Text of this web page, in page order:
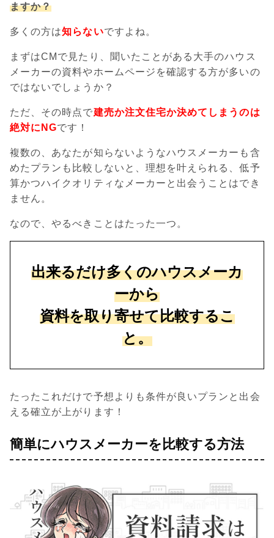
ますか？
多くの方は知らないですよね。
まずはCMで見たり、聞いたことがある大手のハウス
メーカーの資料やホームページを確認する方が多いの
ではないでしょうか？
ただ、その時点で建売か注文住宅か決めてしまうのは
絶対にNGです！
複数の、あなたが知らないようなハウスメーカーも含
めたプランも比較しないと、理想を叶えられる、低予
算かつハイクオリティなメーカーと出会うことはでき
ません。
なので、やるべきことはたった一つ。
出来るだけ多くのハウスメーカ
ーから
資料を取り寄せて比較するこ
と。
たったこれだけで予想よりも条件が良いプランと出会
える確立が上がります！
簡単にハウスメーカーを比較する方法